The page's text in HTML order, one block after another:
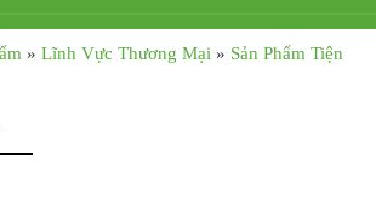
» Lĩnh Vực Thương Mại » Sản Phẩm Tiện